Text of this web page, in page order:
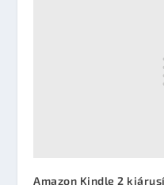
Amazon Kindle 2